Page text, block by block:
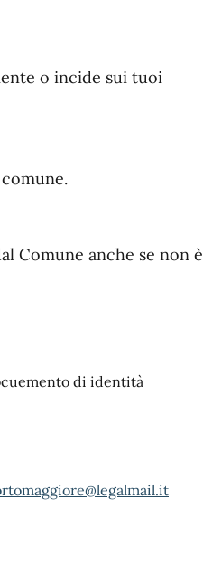
o incide sui tuoi
Comune anche se non è
di identità